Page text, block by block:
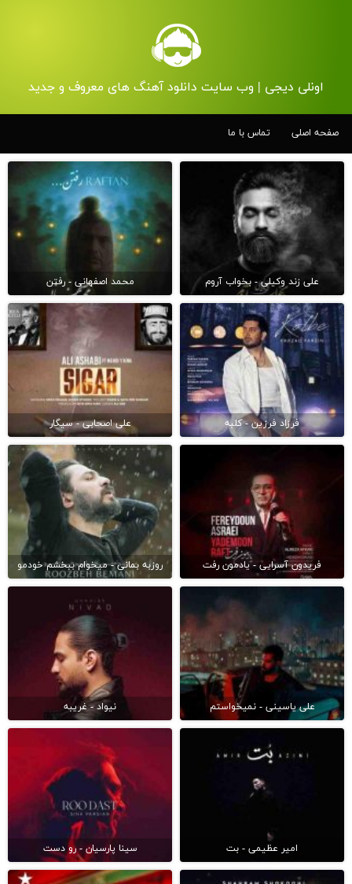
اونلی دیجی | وب سایت دانلود آهنگ های معروف و جدید
صفحه اصلی تماس با ما
علی زند وکیلی - بخواب آروم محمد اصفهانی - رفتن
فرزاد فرزین - کلبه علی اصحابی - سیگار
فریدون آسرایی - یادمون رفت روزبه بمانی - میخوام ببخشم خودمو
علی یاسینی - نمیخواستم نیواد - غریبه
امیر عظیمی - بت سینا پارسیان - رو دست